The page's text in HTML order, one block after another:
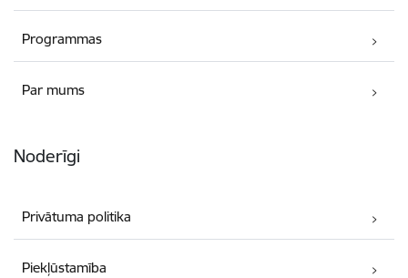
Programmas
Par mums
Noderīgi
Privātuma politika
Piekļūstamība